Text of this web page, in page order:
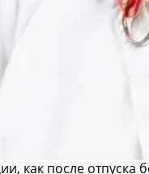
как после отпуска